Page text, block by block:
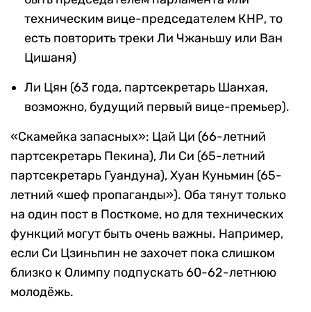
техническим вице-председателем КНР, то
есть повторить треки Ли Чжаньшу или Ван
Цишаня)
Ли Цян (63 года, партсекретарь Шанхая,
возможно, будущий первый вице-премьер).
«Скамейка запасных»: Цай Ци (66-летний
партсекретарь Пекина), Ли Си (65-летний
партсекретарь Гуандуна), Хуан Куньмин (65-
летний «шеф пропаганды»). Оба тянут только
на один пост в Посткоме, но для технических
функций могут быть очень важны. Например,
если Си Цзиньпин не захочет пока слишком
близко к Олимпу подпускать 60-62-летнюю
молодёжь.